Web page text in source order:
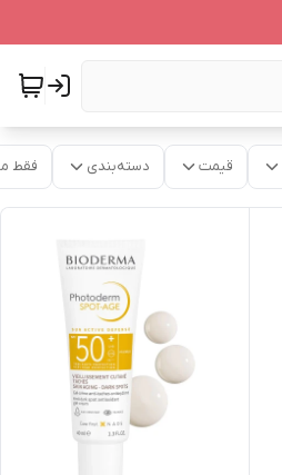
قیمت دسته‌بندی فقط